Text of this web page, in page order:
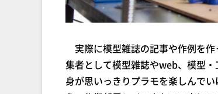
実際に模型雑誌の記事や作例を
集者として模型雑誌やweb、模型
身が思いっきりプラモを楽しんで